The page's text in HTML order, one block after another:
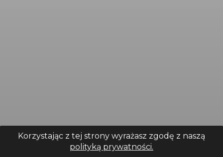
Korzystając z tej strony wyrażasz zgodę z naszą
polityką prywatności.